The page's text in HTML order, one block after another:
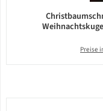
Preise